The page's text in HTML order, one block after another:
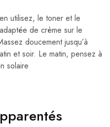
utilisez, le toner et le
de crème sur le
doucement jusqu’à
et soir. Le matin, pensez à
solaire